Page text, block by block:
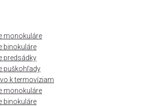
monokuláre
binokuláre
predsádky
puškohľady
k termovíziam
monokuláre
binokuláre